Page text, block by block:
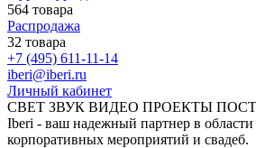
564 товара
Распродажа
32 товара
+7 (495) 611-11-14
iberi@iberi.ru
Личный кабинет
СВЕТ ЗВУК ВИДЕО ПРОЕКТЫ
Iberi - ваш надежный партнер в
корпоративных мероприятий и свадеб.